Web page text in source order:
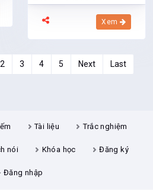
Xem
2 3 4 5 Next Last
Tài liệu Trắc nghiệm
nói Khóa học Đăng ký
Đăng nhập